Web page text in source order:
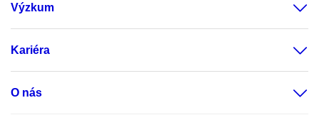
Výzkum
Kariéra
O nás